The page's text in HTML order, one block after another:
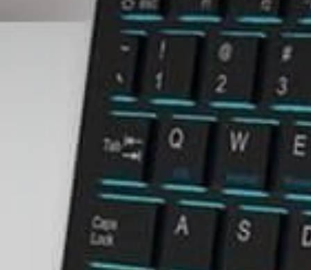
ហេតុអ្វីអ្នកត្រូវមាន Bluetooth
Keyboard សម្រាប់ប្រើប្រាស់
ប្រចាំថ្ងៃ?
iClever Universal Slim Portable Wireless Keyboard IC-